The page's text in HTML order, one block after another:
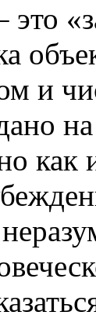
это
и